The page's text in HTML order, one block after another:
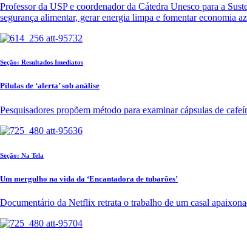
Professor da USP e coordenador da Cátedra Unesco para a
segurança alimentar, gerar energia limpa e fomentar economia
Seção: Resultados Imediatos
Pílulas de ‘alerta’ sob análise
Pesquisadores propõem método para examinar cápsulas de
Seção: Na Tela
Um mergulho na vida da ‘Encantadora de tubarões’
Documentário da Netflix retrata o trabalho de um casal